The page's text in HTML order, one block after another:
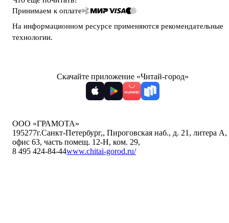
Принимаем к оплате
На информационном ресурсе применяются рекомендательные
технологии.
Скачайте приложение «Читай-город»
ООО «ГРАМОТА»
195277г.Санкт-Петербург,, Пироговская наб., д. 21, литера А,
офис 63, часть помещ. 12-Н, ком. 29,
8 495 424-84-44www.chitai-gorod.ru/